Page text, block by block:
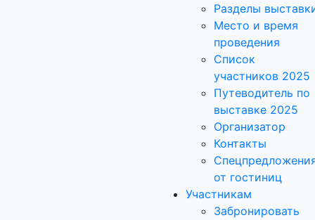
Разделы
Место и время
проведения
Список
участников 2025
Путеводитель по
выставке 2025
Организатор
Контакты
от гостиниц
Участникам
Забронировать